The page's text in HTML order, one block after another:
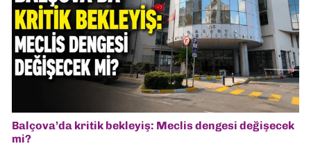
Balçova’da kritik bekleyiş: Meclis dengesi değişecek
mi?